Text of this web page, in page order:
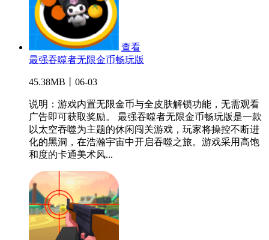
查看
最强吞噬者无限金币畅玩版
45.38MB丨06-03
说明：游戏内置无限金币与全皮肤解锁功能，无需观看
广告即可获取奖励。 最强吞噬者无限金币畅玩版是一款
以太空吞噬为主题的休闲闯关游戏，玩家将操控不断进
化的黑洞，在浩瀚宇宙中开启吞噬之旅。游戏采用高饱
和度的卡通美术风...